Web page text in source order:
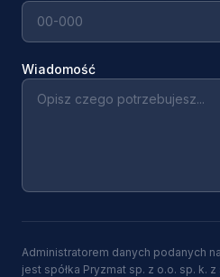
Wiadomość
Administratorem danych podanych
jest spółka Pryzmat sp. z o.o. sp. k.